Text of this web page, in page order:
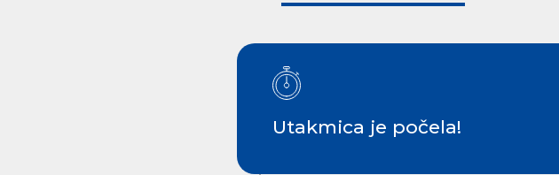
Utakmica je počela!